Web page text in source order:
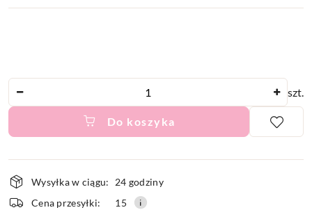
szt.
Do koszyka
i
Wysyłka w ciągu:
24 godziny
Cena przesyłki:
15